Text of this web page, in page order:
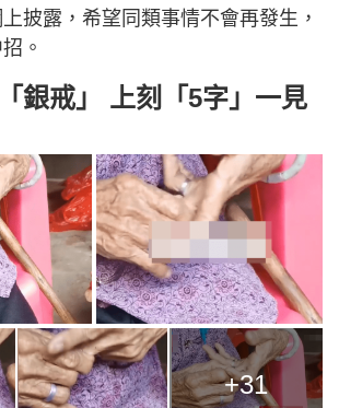
披露，希望同類事情不會再發生，
。
銀戒」 上刻「5字」一見
+31